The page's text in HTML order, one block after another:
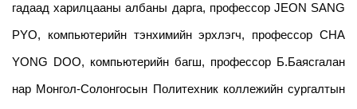
гадаад харилцааны албаны дарга, профессор JEON SANG
PYO, компьютерийн тэнхимийн эрхлэгч, профессор CHA
YONG DOO, компьютерийн багш, профессор Б.Баясгалан
нар Монгол-Солонгосын Политехник коллежийн сургалтын